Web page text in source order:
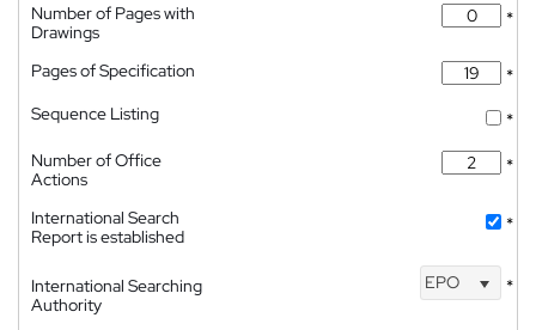
Number of Pages with
Drawings
*
Pages of Specification
*
Sequence Listing
*
Number of Office
Actions
*
International Search
Report is established
*
International Searching
Authority
EPO *